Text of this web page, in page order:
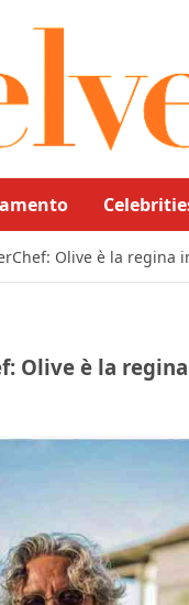
Olive è la regina
Olive è la